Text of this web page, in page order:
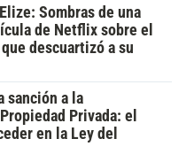
Sombras de una
de Netflix sobre el
descuartizó a su
sanción a la
Privada: el
en la Ley del